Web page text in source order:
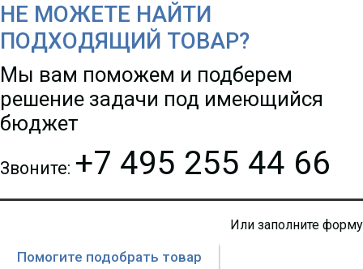
НЕ МОЖЕТЕ НАЙТИ
ПОДХОДЯЩИЙ ТОВАР?
Мы вам поможем и подберем
решение задачи под имеющийся
бюджет
Звоните: +7 495 255 44 66
Или заполните форму
Помогите подобрать товар